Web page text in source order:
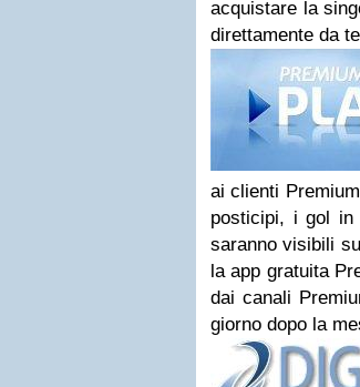
acquistare la
direttamente da
ai clienti
posticipi, i gol in
saranno visibili
la app gratuita
dai canali
giorno dopo la